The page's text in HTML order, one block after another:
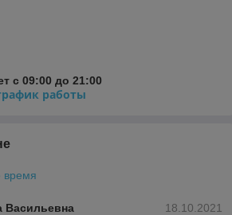
с 09:00 до 21:00
работы
время
18.10.2021
Васильевна